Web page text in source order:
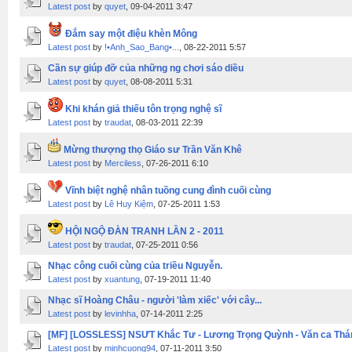
Latest post by quyet , 09-04-2011 3:47
Đắm say một điệu khèn Mông
Latest post by !•Anh_Sao_Bang•... , 08-22-2011 5:57
Cần sự giúp đỡ của những ng chơi sáo diều
Latest post by quyet , 08-08-2011 5:31
Khi khán giả thiếu tôn trọng nghệ sĩ
Latest post by traudat , 08-03-2011 22:39
Mừng thượng thọ Giáo sư Trần Văn Khê
Latest post by Merciless , 07-26-2011 6:10
Vĩnh biệt nghệ nhân tuồng cung đình cuối cùng
Latest post by Lê Huy Kiệm , 07-25-2011 1:53
HỘI NGỘ ĐÀN TRANH LẦN 2 - 2011
Latest post by traudat , 07-25-2011 0:56
Nhạc công cuối cùng của triều Nguyễn.
Latest post by xuantung , 07-19-2011 11:40
Nhạc sĩ Hoàng Châu - người 'làm xiếc' với cây...
Latest post by levinhha , 07-14-2011 2:25
[MF] [LOSSLESS] NSƯT Khắc Tư - Lương Trọng Quỳnh - Văn ca
Latest post by minhcuong94 , 07-11-2011 3:50